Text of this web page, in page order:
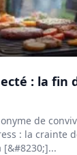
: la fin
de
: la crainte
[&#8230;]...